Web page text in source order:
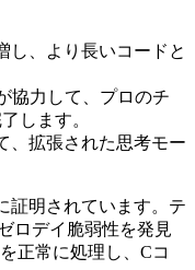
し、より長いコードと
協力して、プロのチ
します。
、拡張された思考モー
証明されています。テ
ロデイ脆弱性を発見
正常に処理し、Cコ